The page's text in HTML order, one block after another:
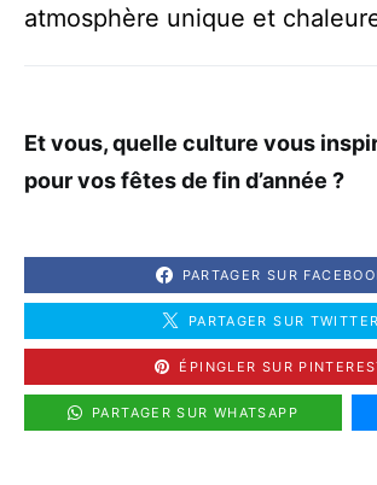
atmosphère unique et
Et vous, quelle culture vous
pour vos fêtes de fin d’année ?
PARTAGER SUR
PARTAGER SUR TWITTER
ÉPINGLER SUR
PARTAGER SUR WHATSAPP